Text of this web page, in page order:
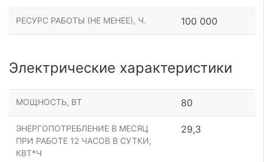
РЕСУРС РАБОТЫ (НЕ МЕНЕЕ), Ч. 100 000
Электрические характеристики
МОЩНОСТЬ, ВТ 80
ЭНЕРГОПОТРЕБЛЕНИЕ В МЕСЯЦ
ПРИ РАБОТЕ 12 ЧАСОВ В СУТКИ,
КВТ*Ч
29,3